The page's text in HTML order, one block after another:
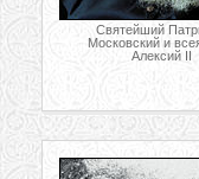
Святейший
Московский и
Алексий II